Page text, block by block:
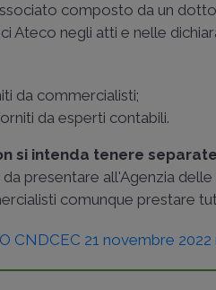
composto da un
negli atti e nelle
da commercialisti;
da esperti contabili.
si intenda tenere separate
presentare all'Agenzia
comunque prestare
CNDCEC 21 novembre 2022